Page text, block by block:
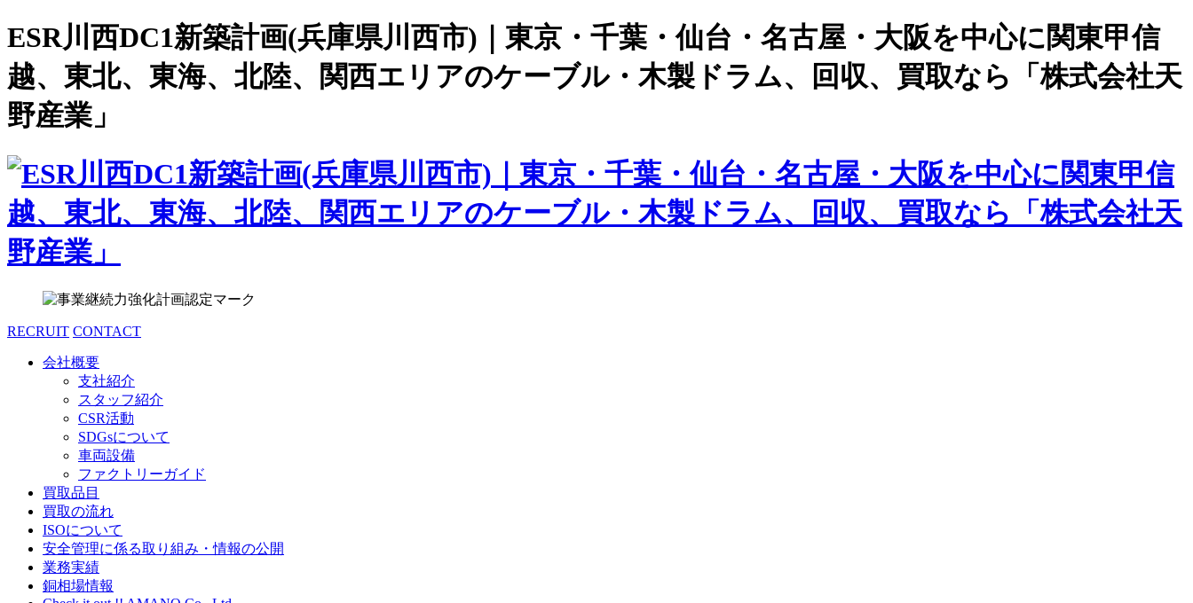
ESR川西DC1新築計画(兵庫県川西市)｜東京・千葉・仙台・名古屋・大阪を中心に関東甲信
越、東北、東海、北陸、関西エリアのケーブル・木製ドラム、回収、買取なら「株式会社天
野産業」
RECRUIT CONTACT
会社概要
支社紹介
スタッフ紹介
CSR活動
SDGsについて
車両設備
ファクトリーガイド
買取品目
買取の流れ
ISOについて
安全管理に係る取り組み・情報の公開
業務実績
銅相場情報